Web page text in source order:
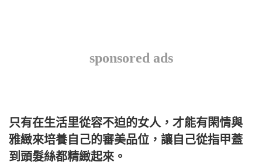
sponsored ads
只有在生活里從容不迫的女人，才能有閑情與
雅緻來培養自己的審美品位，讓自己從指甲蓋
到頭髮絲都精緻起來。